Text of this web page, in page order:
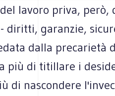
lavoro priva, però,
diritti, garanzie,
dalla precarietà
più di titillare i
di nascondere